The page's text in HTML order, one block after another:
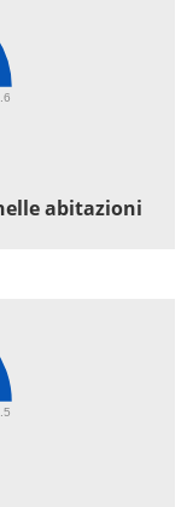
abitazioni